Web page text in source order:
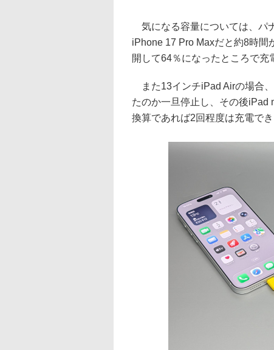
気になる容量については、パ
iPhone 17 Pro Maxだと約8時間
開して64％になったところで充
また13インチiPad Airの場合
たのか一旦停止し、その後iPad
換算であれば2回程度は充電で